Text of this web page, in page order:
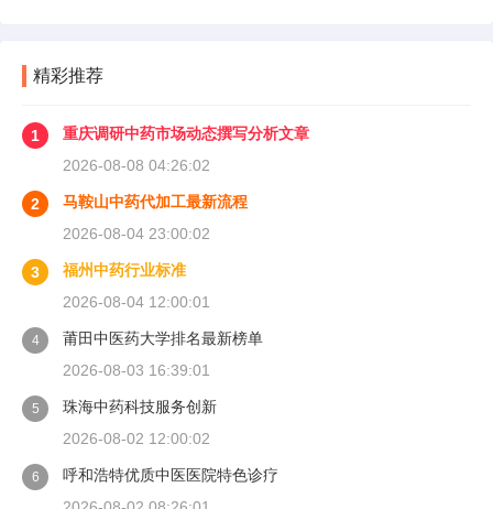
精彩推荐
1
重庆调研中药市场动态撰写分析文章
2026-08-08 04:26:02
2
马鞍山中药代加工最新流程
2026-08-04 23:00:02
3
福州中药行业标准
2026-08-04 12:00:01
4
莆田中医药大学排名最新榜单
2026-08-03 16:39:01
5
珠海中药科技服务创新
2026-08-02 12:00:02
6
呼和浩特优质中医医院特色诊疗